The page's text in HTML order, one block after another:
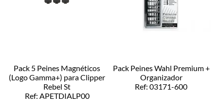
Pack 5 Peines Magnéticos
(Logo Gamma+) para Clipper
Rebel St
Ref: APETDIALP00
Pack Peines Wahl Premium +
Organizador
Ref: 03171-600